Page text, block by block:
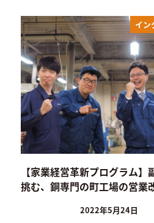
イン
【家業経営革新プログラム】
挑む、銅専門の町工場の営業
2022年5月24日